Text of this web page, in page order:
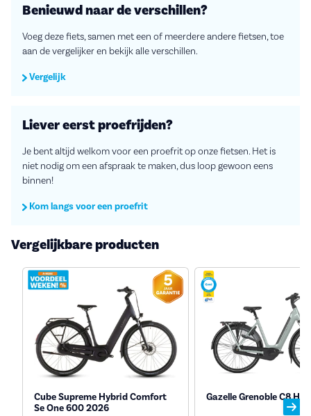
Benieuwd naar de verschillen?
Voeg deze fiets, samen met een of meerdere andere fietsen, toe
aan de vergelijker en bekijk alle verschillen.
Vergelijk
Liever eerst proefrijden?
Je bent altijd welkom voor een proefrit op onze fietsen. Het is
niet nodig om een afspraak te maken, dus loop gewoon eens
binnen!
Kom langs voor een proefrit
Vergelijkbare producten
Cube Supreme Hybrid Comfort
Se One 600 2026
Gazelle Grenoble C8